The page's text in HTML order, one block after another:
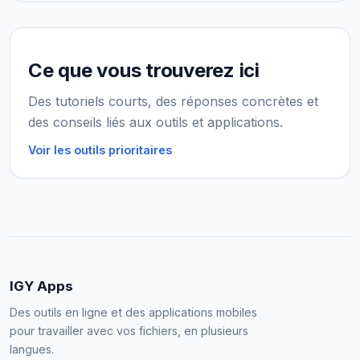
Ce que vous trouverez ici
Des tutoriels courts, des réponses concrètes et
des conseils liés aux outils et applications.
Voir les outils prioritaires
IGY Apps
Des outils en ligne et des applications mobiles
pour travailler avec vos fichiers, en plusieurs
langues.